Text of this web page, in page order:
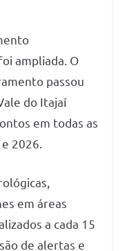
ampliada. O
passou
do Itajaí
em todas as
2026.
em áreas
a cada 15
de alertas e